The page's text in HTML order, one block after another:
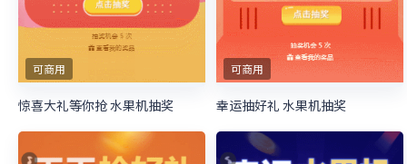
可商用
惊喜大礼等你抢 水果机抽奖
可商用
幸运抽好礼 水果机抽奖